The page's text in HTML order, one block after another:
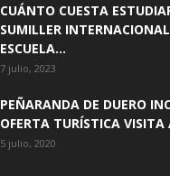
CUÁNTO CUESTA
SUMILLER
ESCUELA...
7 julio, 2023
PEÑARANDA DE DUERO
OFERTA TURÍSTICA VISITA
5 julio, 2020